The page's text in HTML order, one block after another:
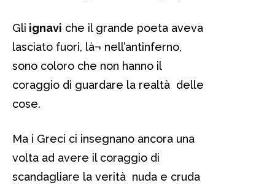
Gli ignavi che il grande poeta aveva
lasciato fuori, là¬ nell’antinferno,
sono coloro che non hanno il
coraggio di guardare la realtà delle
cose.
Ma i Greci ci insegnano ancora una
volta ad avere il coraggio di
scandagliare la verità nuda e cruda